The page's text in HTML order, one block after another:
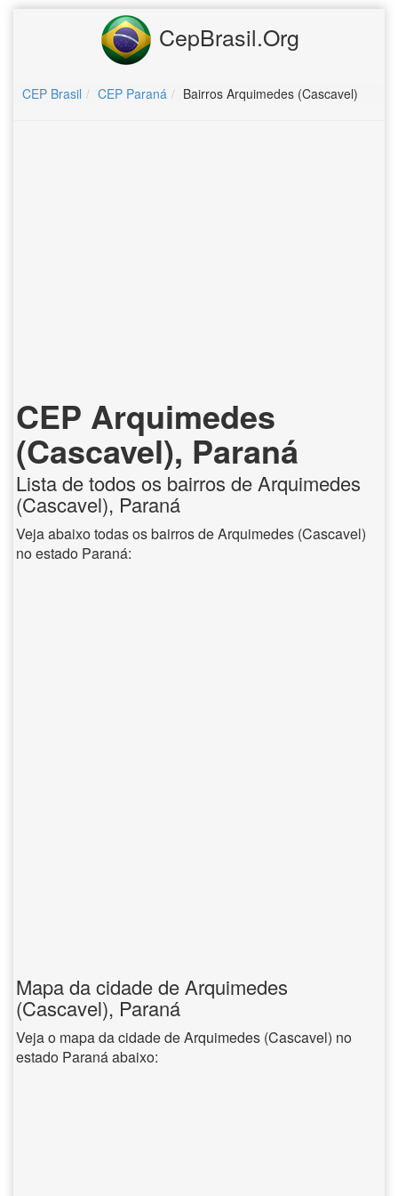
CepBrasil.Org
CEP Brasil CEP Paraná Bairros Arquimedes (Cascavel)
CEP Arquimedes
(Cascavel), Paraná
Lista de todos os bairros de Arquimedes
(Cascavel), Paraná
Veja abaixo todas os bairros de Arquimedes (Cascavel)
no estado Paraná:
Mapa da cidade de Arquimedes
(Cascavel), Paraná
Veja o mapa da cidade de Arquimedes (Cascavel) no
estado Paraná abaixo: